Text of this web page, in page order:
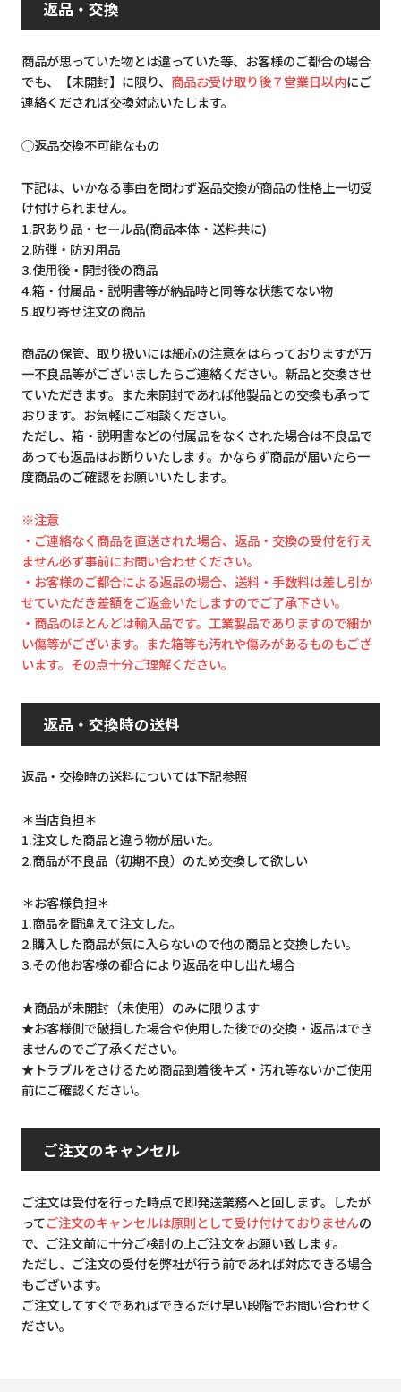
返品・交換
商品が思っていた物とは違っていた等、お客様のご都合の場合
でも、【未開封】に限り、 商品お受け取り後７営業日以内にご
連絡くだされば交換対応いたします。
◯返品交換不可能なもの
下記は、いかなる事由を問わず返品交換が商品の性格上一切受
け付けられません。
1.訳あり品・セール品(商品本体・送料共に)
2.防弾・防刃用品
3.使用後・開封後の商品
4.箱・付属品・説明書等が納品時と同等な状態でない物
5.取り寄せ注文の商品
商品の保管、取り扱いには細心の注意をはらっておりますが万
一不良品等がございましたらご連絡ください。新品と交換させ
ていただきます。また未開封であれば他製品との交換も承って
おります。お気軽にご相談ください。
ただし、箱・説明書などの付属品をなくされた場合は不良品で
あっても返品はお断りいたします。かならず商品が届いたら一
度商品のご確認をお願いいたします。
※注意
・ご連絡なく商品を直送された場合、返品・交換の受付を行え
ません必ず事前にお問い合わせください。
・お客様のご都合による返品の場合、送料・手数料は差し引か
せていただき差額をご返金いたしますのでご了承下さい。
・商品のほとんどは輸入品です。工業製品でありますので細か
い傷等がございます。また箱等も汚れや傷みがあるものもござ
います。その点十分ご理解ください。
返品・交換時の送料
返品・交換時の送料については下記参照
＊当店負担＊
1.注文した商品と違う物が届いた。
2.商品が不良品（初期不良）のため交換して欲しい
＊お客様負担＊
1.商品を間違えて注文した。
2.購入した商品が気に入らないので他の商品と交換したい。
3.その他お客様の都合により返品を申し出た場合
★商品が未開封（未使用）のみに限ります
★お客様側で破損した場合や使用した後での交換・返品はでき
ませんのでご了承ください。
★トラブルをさけるため商品到着後キズ・汚れ等ないかご使用
前にご確認ください。
ご注文のキャンセル
ご注文は受付を行った時点で即発送業務へと回します。したが
ってご注文のキャンセルは原則として受け付けておりませんの
で、ご注文前に十分ご検討の上ご注文をお願い致します。
ただし、ご注文の受付を弊社が行う前であれば対応できる場合
もございます。
ご注文してすぐであればできるだけ早い段階でお問い合わせく
ださい。